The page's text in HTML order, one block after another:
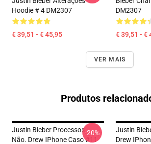
Hoodie # 4 DM2307
€ 39,51 - € 45,95
DM2307
€ 39,51 - €
VER MAIS
Produtos
Justin Bieber Processos -
Não. Drew IPhone Caso #11
-20%
Justin
Drew